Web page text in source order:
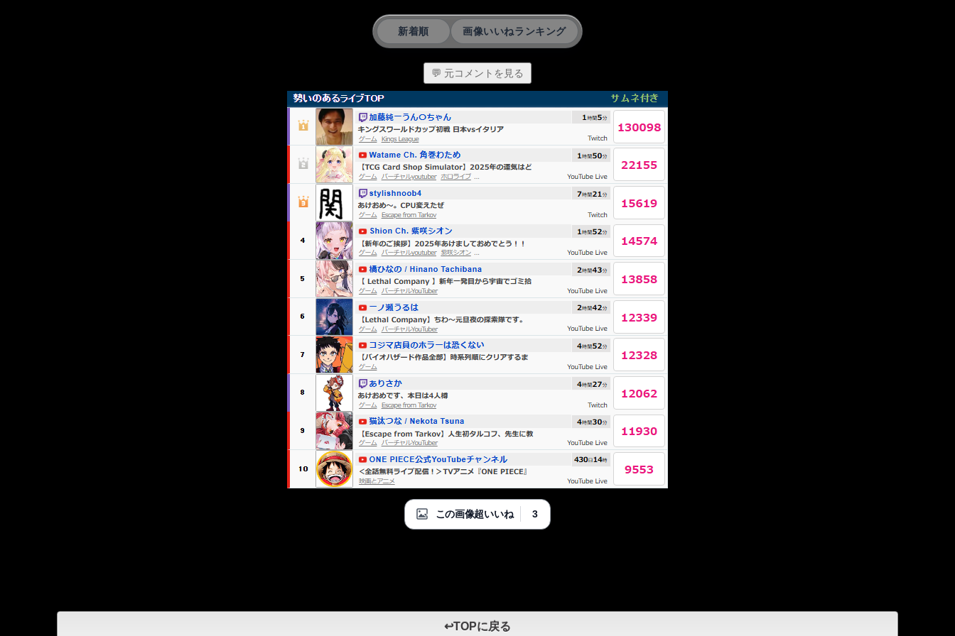
新着順 画像いいねランキング
💬 元コメントを見る
この画像超いいね 3
↩TOPに戻る